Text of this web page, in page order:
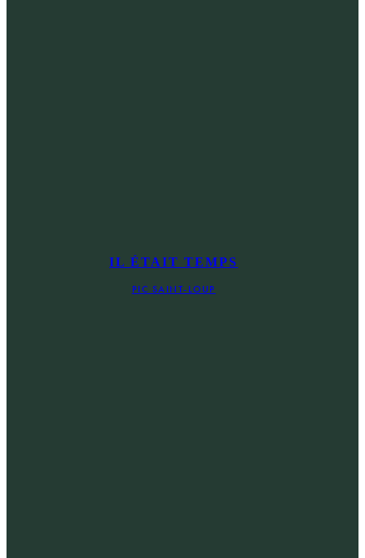
IL ÉTAIT TEMPS
PIC SAINT-LOUP